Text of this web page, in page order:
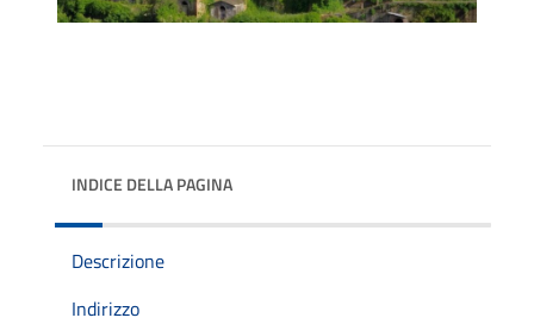
INDICE DELLA PAGINA
Descrizione
Indirizzo